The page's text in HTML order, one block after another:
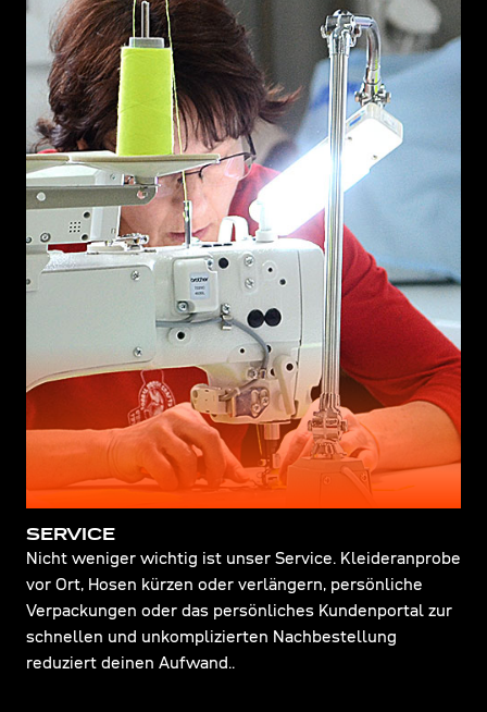
SERVICE
Nicht weniger wichtig ist unser Service. Kleideranprobe
vor Ort, Hosen kürzen oder verlängern, persönliche
Verpackungen oder das persönliches Kundenportal zur
schnellen und unkomplizierten Nachbestellung
reduziert deinen Aufwand..